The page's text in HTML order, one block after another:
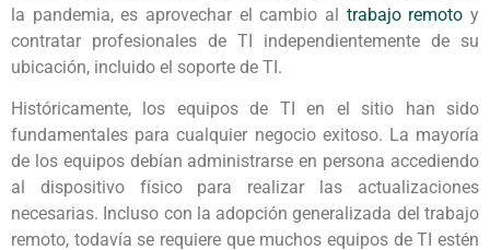
la pandemia, es aprovechar el cambio al trabajo remoto y
contratar profesionales de TI independientemente de su
ubicación, incluido el soporte de TI.
Históricamente, los equipos de TI en el sitio han sido
fundamentales para cualquier negocio exitoso. La mayoría
de los equipos debían administrarse en persona accediendo
al dispositivo físico para realizar las actualizaciones
necesarias. Incluso con la adopción generalizada del trabajo
remoto, todavía se requiere que muchos equipos de TI estén